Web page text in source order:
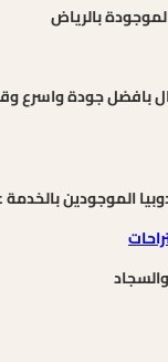
بالرياض
بافضل جودة واسرع